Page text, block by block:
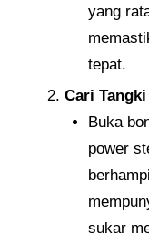
yang
tepat.
Cari
Buka
power
sukar